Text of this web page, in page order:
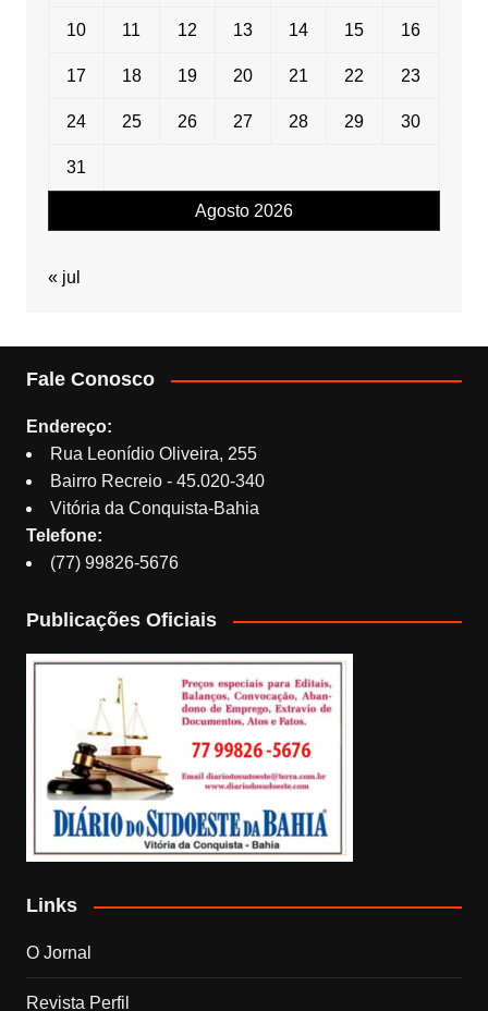
Agosto 2026
10 11 12 13 14 15 16
17 18 19 20 21 22 23
24 25 26 27 28 29 30
31
« jul
Fale Conosco
Endereço:
Rua Leonídio Oliveira, 255
Bairro Recreio - 45.020-340
Vitória da Conquista-Bahia
Telefone:
(77) 99826-5676
Publicações Oficiais
Links
O Jornal
Revista Perfil